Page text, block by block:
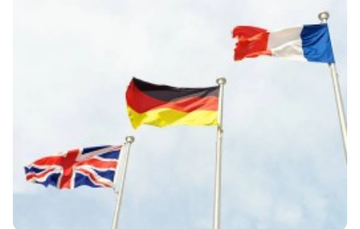
მხოლოდ დესერტები კი არა, გამორჩეული გამოცდილებაც
შეგვეთავაზებინა. თავიდანვე ჩვენი მთავარი
ღირებულებები იყო ხარისხი, კრეატიულობა და მუდმივი
განვითარება. ამ პროექტში ჩართვაც იმიტომ
გადავწყვიტეთ, რომ გვჯერა, მცირე ბიზნესების
ერთმანეთის მხარდაჭერა ძალიან მნიშვნელოვანია. ასეთი
თანამშრომლობები ყველას აძლევს ზრდისა და საკუთარი
ისტორიის უფრო ფართო აუდიტორიისთვის გაზიარების
შესაძლებლობას“.Lunatic-დან Wine Square-შიLunatic-იდან
წამოღებული ფასდაკლების კუპონი Wine Square-თან
მიგიყვანს, რომელიც თბილისის ისტორიულ გულში,
გუდიაშვილის მოედანზე, მდებარეობს, სადაც ძველი
ქალაქის არქიტექტურა, დახვეწილი ინტერიერი და